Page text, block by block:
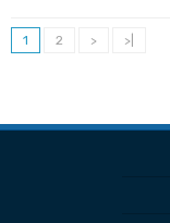
1 2 > >|